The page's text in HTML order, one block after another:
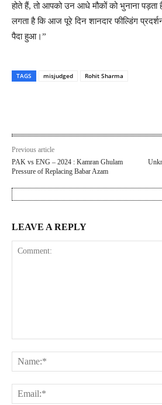
होते हैं, तो आपको उन आधे मौकों को भुनाना
लगता है कि आज पूरे दिन शानदार फील्डिंग
पैदा हुआ।”
TAGS misjudged Rohit Sharma
Previous article
PAK vs ENG – 2024 : Kamran Ghulam
Pressure of Replacing Babar Azam
LEAVE A REPLY